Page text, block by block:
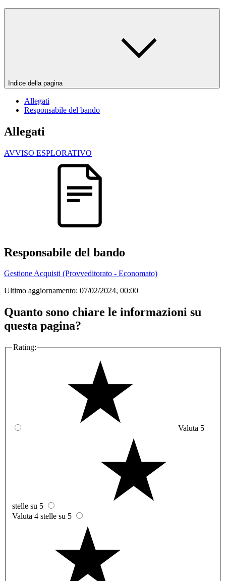
Indice della pagina
Allegati
Responsabile del bando
Allegati
AVVISO ESPLORATIVO
Responsabile del bando
Gestione Acquisti (Provveditorato - Economato)
Ultimo aggiornamento: 07/02/2024, 00:00
Quanto sono chiare le informazioni su
questa pagina?
Rating:
Valuta 5
stelle su 5
Valuta 4 stelle su 5